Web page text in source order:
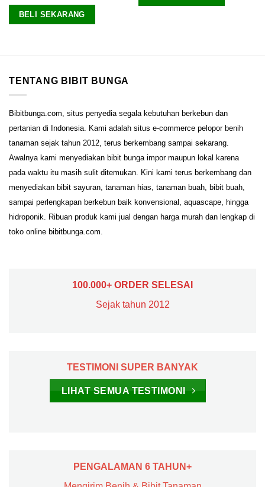
dari 5
BELI SEKARANG
TENTANG BIBIT BUNGA
Bibitbunga.com, situs penyedia segala kebutuhan berkebun dan
pertanian di Indonesia. Kami adalah situs e-commerce pelopor benih
tanaman sejak tahun 2012, terus berkembang sampai sekarang.
Awalnya kami menyediakan bibit bunga impor maupun lokal karena
pada waktu itu masih sulit ditemukan. Kini kami terus berkembang dan
menyediakan bibit sayuran, tanaman hias, tanaman buah, bibit buah,
sampai perlengkapan berkebun baik konvensional, aquascape, hingga
hidroponik. Ribuan produk kami jual dengan harga murah dan lengkap di
toko online bibitbunga.com.
100.000+ ORDER SELESAI
Sejak tahun 2012
TESTIMONI SUPER BANYAK
LIHAT SEMUA TESTIMONI
PENGALAMAN 6 TAHUN+